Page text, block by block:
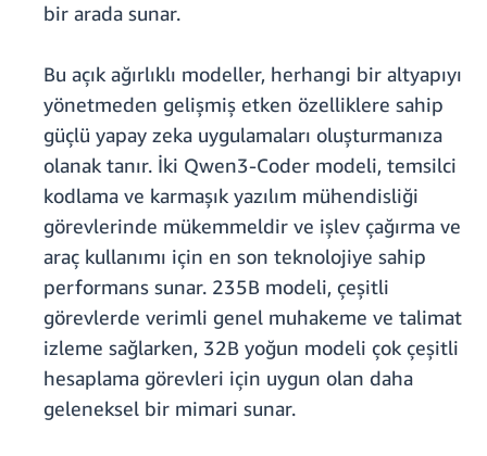
bir arada sunar.
Bu açık ağırlıklı modeller, herhangi bir altyapıyı
yönetmeden gelişmiş etken özelliklere sahip
güçlü yapay zeka uygulamaları oluşturmanıza
olanak tanır. İki Qwen3-Coder modeli, temsilci
kodlama ve karmaşık yazılım mühendisliği
görevlerinde mükemmeldir ve işlev çağırma ve
araç kullanımı için en son teknolojiye sahip
performans sunar. 235B modeli, çeşitli
görevlerde verimli genel muhakeme ve talimat
izleme sağlarken, 32B yoğun modeli çok çeşitli
hesaplama görevleri için uygun olan daha
geleneksel bir mimari sunar.